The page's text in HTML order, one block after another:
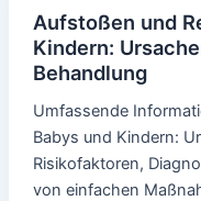
Aufstoßen und
Kindern:
Behandlung
Umfassende
Babys und Kindern:
Risikofaktoren,
von einfachen